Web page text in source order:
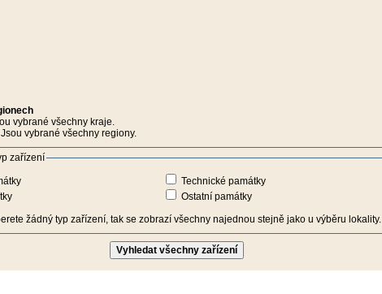
vybrané všechny kraje.
Jsou vybrané všechny regiony.
zařízení
Technické památky
Ostatní památky
žádný typ zařízení, tak se zobrazí všechny najednou stejně jako u výběru lokality.